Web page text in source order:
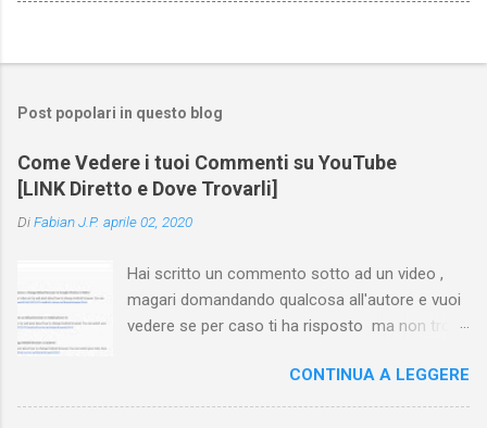
Post popolari in questo blog
Come Vedere i tuoi Commenti su YouTube
[LINK Diretto e Dove Trovarli]
DiFabian J.P. aprile 02, 2020
Hai scritto un commento sotto ad un video ,
magari domandando qualcosa all'autore e vuoi
vedere se per caso ti ha risposto ma non trovi
nessuna voce del tipo " cronologia commenti
YouTube " o cose simili? Vuoi sapere come
CONTINUA A LEGGERE